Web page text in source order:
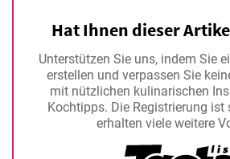
Hat Ihnen dieser
Unterstützen Sie uns, indem Sie
erstellen und verpassen Sie
mit nützlichen kulinarischen
Kochtipps. Die Registrierung ist
erhalten viele weitere